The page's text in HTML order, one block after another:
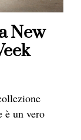
New
è un vero